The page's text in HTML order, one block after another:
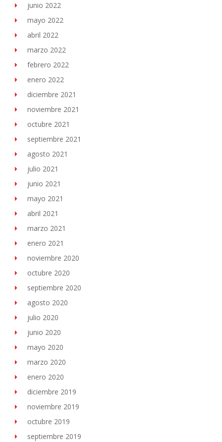
junio 2022
mayo 2022
abril 2022
marzo 2022
febrero 2022
enero 2022
diciembre 2021
noviembre 2021
octubre 2021
septiembre 2021
agosto 2021
julio 2021
junio 2021
mayo 2021
abril 2021
marzo 2021
enero 2021
noviembre 2020
octubre 2020
septiembre 2020
agosto 2020
julio 2020
junio 2020
mayo 2020
marzo 2020
enero 2020
diciembre 2019
noviembre 2019
octubre 2019
septiembre 2019